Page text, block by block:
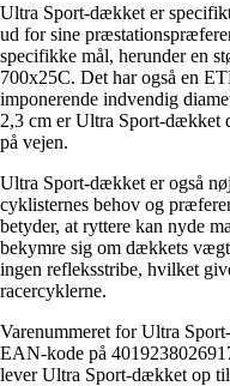
Ultra Sport-dækket er
ud for sine
specifikke mål, herunder en
700x25C. Det har også en
imponerende indvendig
2,3 cm er Ultra Sport-dækket
på vejen.
Ultra Sport-dækket er også
cyklisternes behov og
betyder, at ryttere kan nyde
bekymre sig om dækkets
ingen refleksstribe, hvilket
racercyklerne.
Varenummeret for Ultra
EAN-kode på
lever Ultra Sport-dækket op til